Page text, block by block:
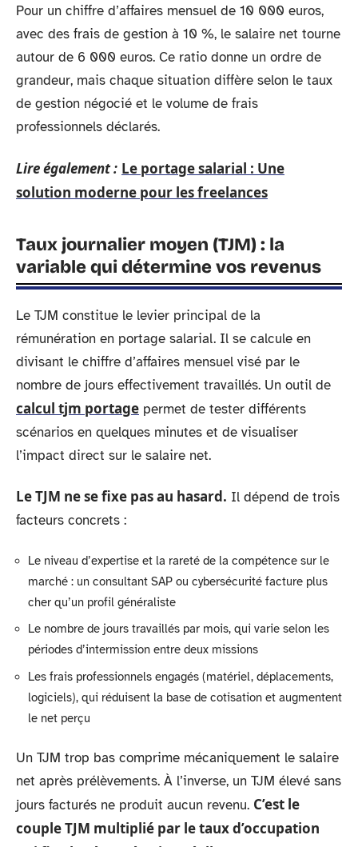
Pour un chiffre d’affaires mensuel de 10 000 euros,
avec des frais de gestion à 10 %, le salaire net tourne
autour de 6 000 euros. Ce ratio donne un ordre de
grandeur, mais chaque situation diffère selon le taux
de gestion négocié et le volume de frais
professionnels déclarés.
Lire également : Le portage salarial : Une
solution moderne pour les freelances
Taux journalier moyen (TJM) : la
variable qui détermine vos revenus
Le TJM constitue le levier principal de la
rémunération en portage salarial. Il se calcule en
divisant le chiffre d’affaires mensuel visé par le
nombre de jours effectivement travaillés. Un outil de
calcul tjm portage permet de tester différents
scénarios en quelques minutes et de visualiser
l’impact direct sur le salaire net.
Le TJM ne se fixe pas au hasard. Il dépend de trois
facteurs concrets :
Le niveau d’expertise et la rareté de la compétence sur le
marché : un consultant SAP ou cybersécurité facture plus
cher qu’un profil généraliste
Le nombre de jours travaillés par mois, qui varie selon les
périodes d’intermission entre deux missions
Les frais professionnels engagés (matériel, déplacements,
logiciels), qui réduisent la base de cotisation et augmentent
le net perçu
Un TJM trop bas comprime mécaniquement le salaire
net après prélèvements. À l’inverse, un TJM élevé sans
jours facturés ne produit aucun revenu. C’est le
couple TJM multiplié par le taux d’occupation